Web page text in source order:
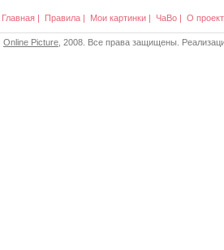
Главная | Правила | Мои картинки | ЧаВо | О
Online Picture , 2008. Все права защищены.